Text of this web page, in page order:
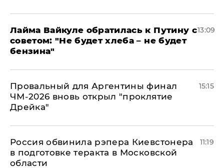
Лайма Вайкуле обратилась к Путину с
советом: "Не будет хлеба – не будет
бензина"
13:09
Провальный для Аргентины финал
ЧМ-2026 вновь открыл "проклятие
Дрейка"
15:15
Россия обвинила рэпера Киевстонера
в подготовке теракта в Московской
области
11:19